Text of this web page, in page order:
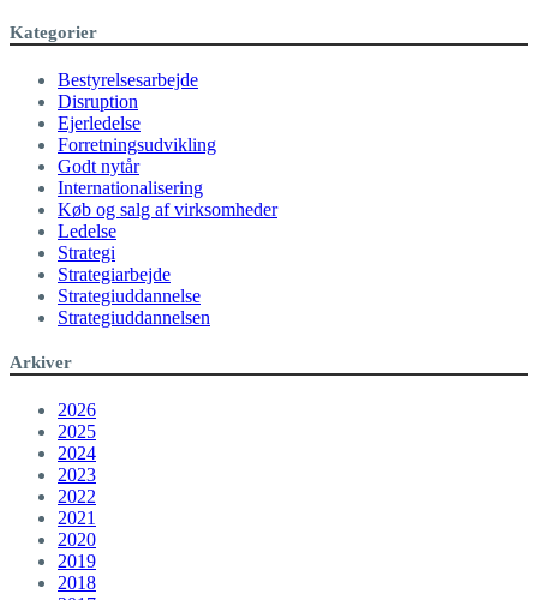
Kategorier
Bestyrelsesarbejde
Disruption
Ejerledelse
Forretningsudvikling
Godt nytår
Internationalisering
Køb og salg af virksomheder
Ledelse
Strategi
Strategiarbejde
Strategiuddannelse
Strategiuddannelsen
Arkiver
2026
2025
2024
2023
2022
2021
2020
2019
2018